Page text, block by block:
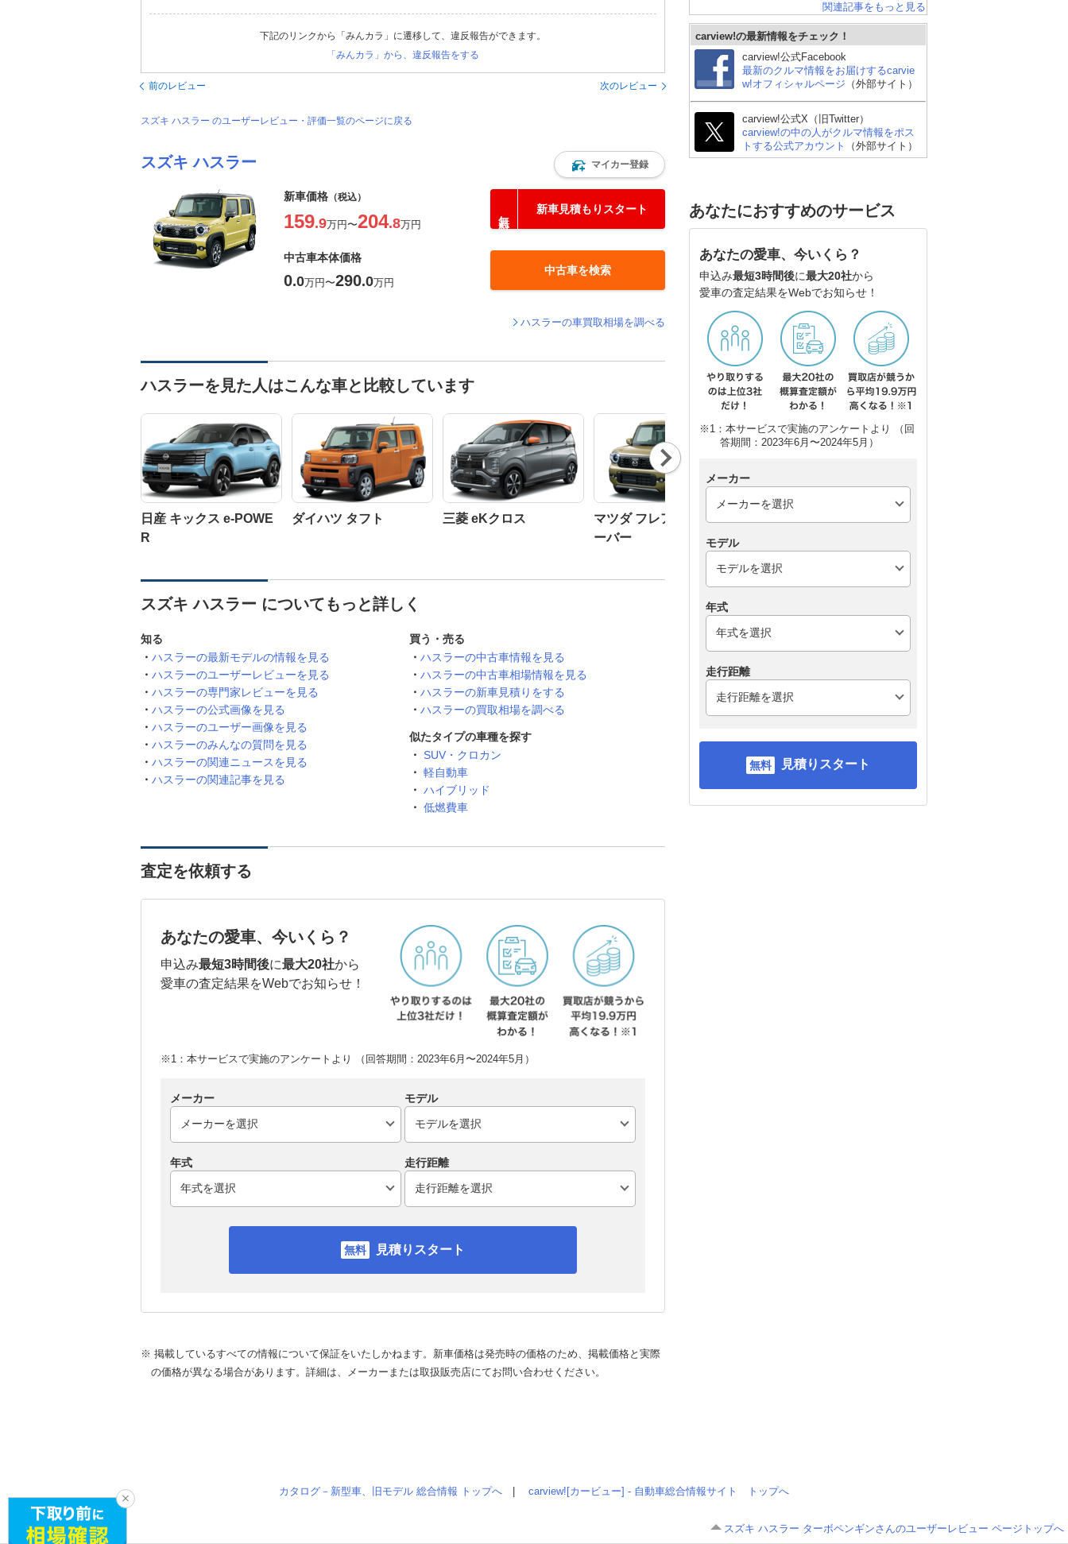
下記のリンクから「みんカラ」に遷移して、違反報告ができます。
「みんカラ」から、違反報告をする
前のレビュー 次のレビュー
スズキ ハスラー のユーザーレビュー・評価一覧のページに戻る
スズキ ハスラー マイカー登録
新車価格 （税込）
159.9万円〜204.8万円
新車見積もりスタート
中古車本体価格
0.0万円〜290.0万円
中古車を検索
ハスラーの車買取相場を調べる
ハスラーを見た人はこんな車と比較しています
日産 キックス e-POWE
R
ダイハツ タフト 三菱 eKクロス
マツダ フレアクロスオ
ーバー
Nex
t
スズキ ハスラー についてもっと詳しく
知る
ハスラーの最新モデルの情報を見る
ハスラーのユーザーレビューを見る
ハスラーの専門家レビューを見る
ハスラーの公式画像を見る
ハスラーのユーザー画像を見る
ハスラーのみんなの質問を見る
ハスラーの関連ニュースを見る
ハスラーの関連記事を見る
買う・売る
ハスラーの中古車情報を見る
ハスラーの中古車相場情報を見る
ハスラーの新車見積りをする
ハスラーの買取相場を調べる
似たタイプの車種を探す
SUV・クロカン
軽自動車
ハイブリッド
低燃費車
査定を依頼する
あなたの愛車、今いくら？
申込み最短3時間後に最大20社から
愛車の査定結果をWebでお知らせ！
※1：本サービスで実施のアンケートより （回答期間：2023年6月〜2024年5月）
メーカー モデル
年式 走行距離
見積りスタート
※ 掲載しているすべての情報について保証をいたしかねます。新車価格は発売時の価格のため、掲載価格と実際
の価格が異なる場合があります。詳細は、メーカーまたは取扱販売店にてお問い合わせください。
関連記事をもっと見る
carview!の最新情報をチェック！
carview!公式Facebook
最新のクルマ情報をお届けするcarvie
w!オフィシャルページ （外部サイト）
carview!公式X（旧Twitter）
carview!の中の人がクルマ情報をポス
トする公式アカウント
（外部サイト）
あなたにおすすめのサービス
あなたの愛車、今いくら？
申込み最短3時間後に最大20社から
愛車の査定結果をWebでお知らせ！
※1：本サービスで実施のアンケートより （回
答期間：2023年6月〜2024年5月）
メーカー
モデル
年式
走行距離
見積りスタート
カタログ－新型車、旧モデル 総合情報 トップへ carview![カービュー] - 自動車総合情報サイト トップへ
スズキ ハスラー ターボペンギンさんのユーザーレビュー ページトップへ